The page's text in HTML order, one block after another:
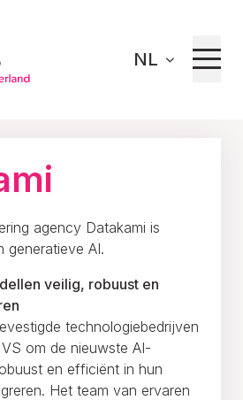
NL
agency Datakami is
generatieve AI.
veilig, robuust en
technologiebedrijven
om de nieuwste AI-
en efficiënt in hun
Het team van ervaren